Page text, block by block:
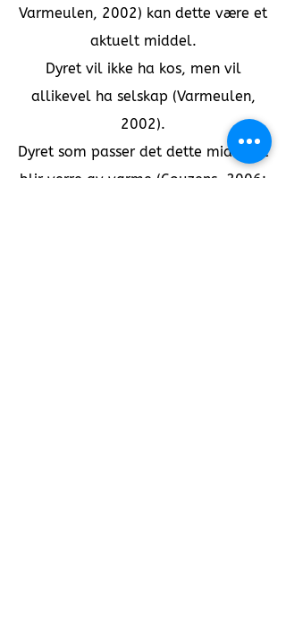
Varmeulen, 2002) kan dette være et
aktuelt middel.
Dyret vil ikke ha kos, men vil
allikevel ha selskap (Varmeulen,
2002).
Dyret som passer det dette middelet
blir verre av varme (Couzens, 2006;